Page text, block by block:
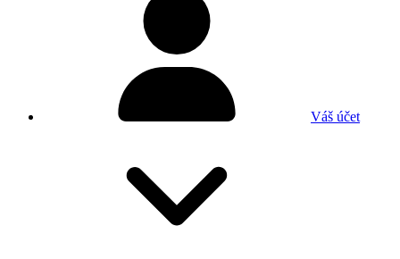
Váš účet